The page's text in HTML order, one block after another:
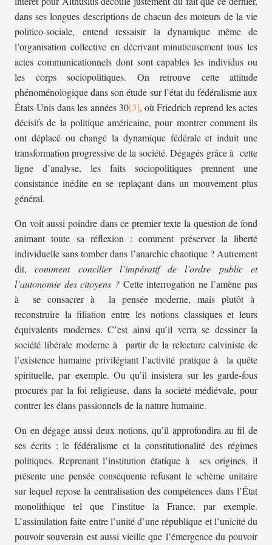
dans ses longues descriptions de chacun des moteurs de la vie
politico-sociale, entend ressaisir la dynamique même de
l’organisation collective en décrivant minutieusement tous les
actes communicationnels dont sont capables les individus ou
les corps sociopolitiques. On retrouve cette attitude
phénoménologique dans son étude sur l’état du fédéralisme aux
États-Unis dans les années 30
, où Friedrich reprend les actes
décisifs de la politique américaine, pour montrer comment ils
ont déplacé ou changé la dynamique fédérale et induit une
transformation progressive de la société. Dégagés grâce à cette
ligne d’analyse, les faits sociopolitiques prennent une
consistance inédite en se replaçant dans un mouvement plus
général.
On voit aussi poindre dans ce premier texte la question de fond
animant toute sa réflexion : comment préserver la liberté
individuelle sans tomber dans l’anarchie chaotique ? Autrement
dit,comment concilier l’impératif de l’ordre public et
l’autonomie des citoyens ?Cette interrogation ne l’amène pas
à se consacrer à la pensée moderne, mais plutôt à
reconstruire la filiation entre les notions classiques et leurs
équivalents modernes. C’est ainsi qu’il verra se dessiner la
société libérale moderne à partir de la relecture calviniste de
l’existence humaine privilégiant l’activité pratique à la quête
spirituelle, par exemple. Ou qu’il insistera sur les garde-fous
procurés par la foi religieuse, dans la société médiévale, pour
contrer les élans passionnels de la nature humaine.
On en dégage aussi deux notions, qu’il approfondira au fil de
ses écrits : le fédéralisme et la constitutionalité des régimes
politiques. Reprenant l’institution étatique à ses origines, il
présente une pensée conséquente refusant le schème unitaire
sur lequel repose la centralisation des compétences dans l’État
monolithique tel que l’institue la France, par exemple.
L’assimilation faite entre l’unité d’une république et l’unicité du
pouvoir souverain est aussi vieille que l’émergence du pouvoir